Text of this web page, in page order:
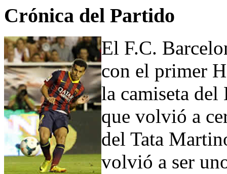
Crónica del Partido
El F.C.
con el primer
la camiseta del
que volvió a
del Tata
volvió a ser